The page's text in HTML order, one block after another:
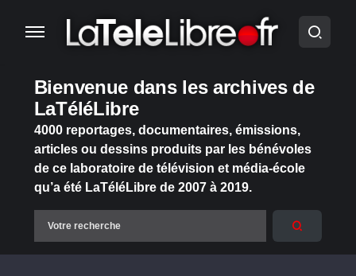
Bienvenue dans les archives de
LaTéléLibre
4000 reportages, documentaires, émissions,
articles ou dessins produits par les bénévoles
de ce laboratoire de télévision et média-école
qu’a été LaTéléLibre de 2007 à 2019.